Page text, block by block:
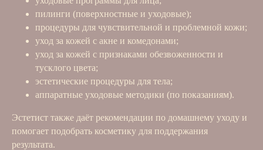
пилинги (поверхностные и уходовые);
процедуры для чувствительной и проблемной кожи;
уход за кожей с акне и комедонами;
уход за кожей с признаками обезвоженности и
тусклого цвета;
эстетические процедуры для тела;
аппаратные уходовые методики (по показаниям).
Эстетист также даёт рекомендации по домашнему уходу и
помогает подобрать косметику для поддержания
результата.